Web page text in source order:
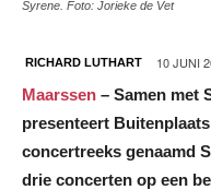
Syrene. Foto: Jorieke de Vet
RICHARD LUTHART 10 JUNI
Maarssen – Samen met
presenteert
concertreeks genaamd
drie concerten op een